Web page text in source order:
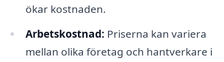
ökar kostnaden.
Arbetskostnad: Priserna kan variera
mellan olika företag och hantverkare i